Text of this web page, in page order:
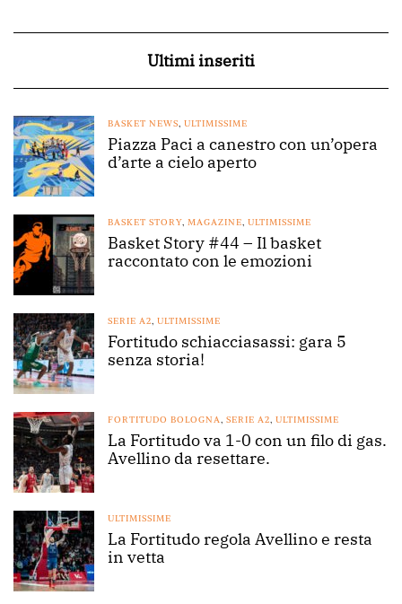
Ultimi inseriti
BASKET NEWS, ULTIMISSIME
Piazza Paci a canestro con un’opera
d’arte a cielo aperto
BASKET STORY, MAGAZINE, ULTIMISSIME
Basket Story #44 – Il basket
raccontato con le emozioni
SERIE A2, ULTIMISSIME
Fortitudo schiacciasassi: gara 5
senza storia!
FORTITUDO BOLOGNA, SERIE A2, ULTIMISSIME
La Fortitudo va 1-0 con un filo di gas.
Avellino da resettare.
ULTIMISSIME
La Fortitudo regola Avellino e resta
in vetta